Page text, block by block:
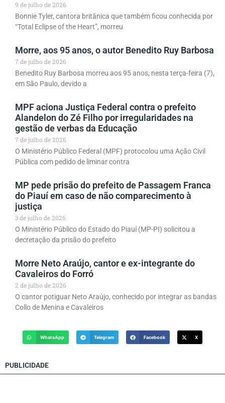
9 de julho de 2026
Bonnie Tyler, cantora britânica que também ficou conhecida por
“Total Eclipse of the Heart”, morreu
Morre, aos 95 anos, o autor Benedito Ruy Barbosa
7 de julho de 2026
Benedito Ruy Barbosa morreu aos 95 anos, nesta terça-feira (7),
em São Paulo, devido a
MPF aciona Justiça Federal contra o prefeito
Alandelon do Zé Filho por irregularidades na
gestão de verbas da Educação
7 de julho de 2026
O Ministério Público Federal (MPF) protocolou uma Ação Civil
Pública com pedido de liminar contra
MP pede prisão do prefeito de Passagem Franca
do Piauí em caso de não comparecimento à
justiça
3 de julho de 2026
O Ministério Público do Estado do Piauí (MP-PI) solicitou a
decretação da prisão do prefeito
Morre Neto Araújo, cantor e ex-integrante do
Cavaleiros do Forró
2 de julho de 2026
O cantor potiguar Neto Araújo, conhecido por integrar as bandas
Collo de Menina e Cavaleiros
WhatsApp Telegram Facebook X
PUBLICIDADE